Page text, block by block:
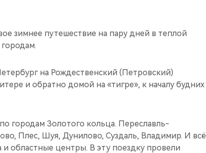
зимнее путешествие на пару дней в теплой
на Рождественский (Петровский)
и обратно домой на «тигре», к началу будних
городам Золотого кольца. Переславль-
Плес, Шуя, Дунилово, Суздаль, Владимир. И всё
и областные центры. В эту поездку провели